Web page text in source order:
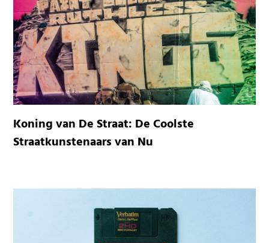
Koning van De Straat: De Coolste
Straatkunstenaars van Nu